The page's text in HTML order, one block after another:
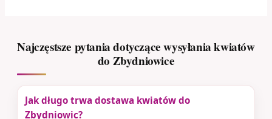
Najczęstsze pytania dotyczące wysyłania kwiatów
do Zbydniowice
Jak długo trwa dostawa kwiatów do
Zbydniowic?